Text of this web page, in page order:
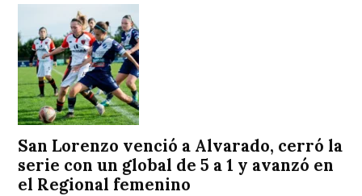
San Lorenzo venció a Alvarado, cerró la
serie con un global de 5 a 1 y avanzó en
el Regional femenino